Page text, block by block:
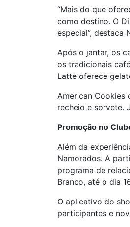
“Mais do que
como destino. O
especial”, destaca
Após o jantar, os
os tradicionais
Latte oferece
American Cookies
recheio e sorvete.
Promoção no
Além da
Namorados. A
programa de
Branco, até o dia
O aplicativo do
participantes e